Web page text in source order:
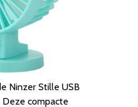
Ninzer Stille USB
compacte